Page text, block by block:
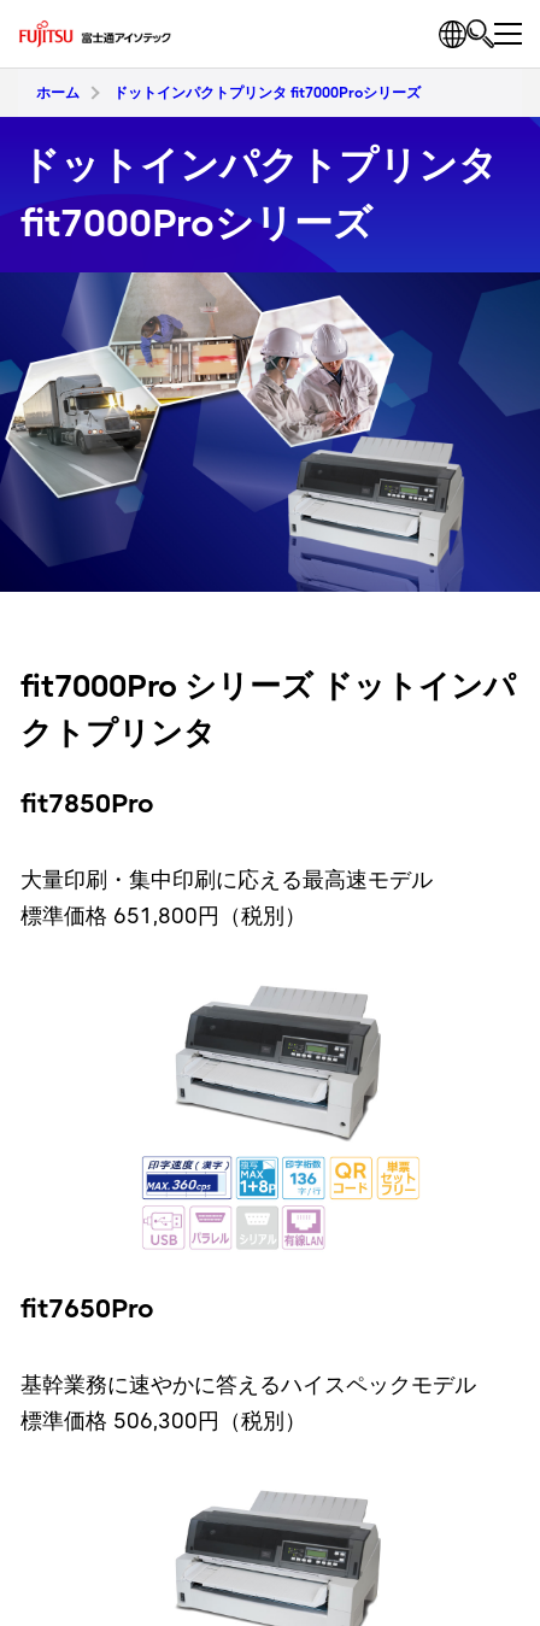
ホーム ドットインパクトプリンタ fit7000Proシリーズ
ドットインパクトプリンタ
fit7000Proシリーズ
fit7000Pro シリーズ ドットインパ
クトプリンタ
fit7850Pro
大量印刷・集中印刷に応える最高速モデル
標準価格 651,800円（税別）
fit7650Pro
基幹業務に速やかに答えるハイスペックモデル
標準価格 506,300円（税別）